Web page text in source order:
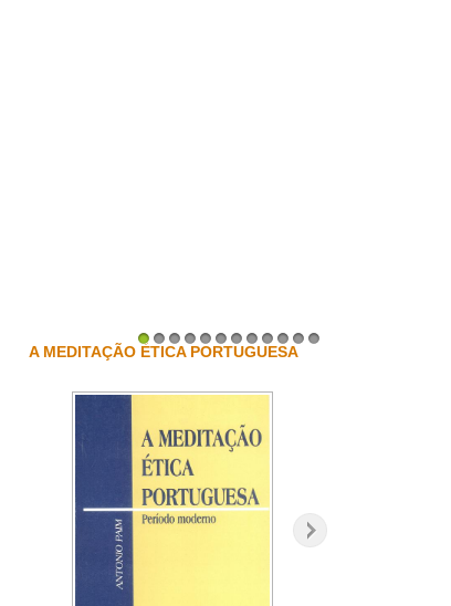
1 2 3 4 5 6 7 8 9 1011
A MEDITAÇÃO ÉTICA PORTUGUESA